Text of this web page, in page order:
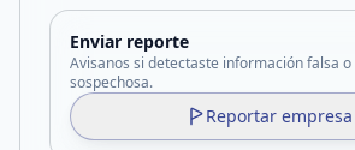
Enviar reporte
Avisanos si detectaste información falsa
sospechosa.
Reportar empresa